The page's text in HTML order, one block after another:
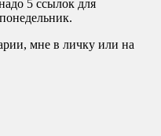
5 ссылок для
мне в личку или на